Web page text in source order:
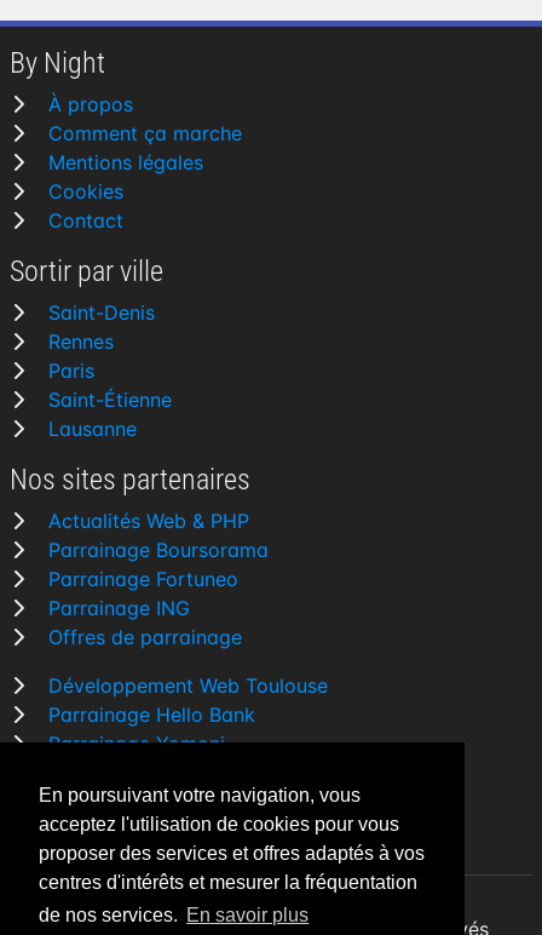
En poursuivant votre navigation, vous
acceptez l'utilisation de cookies pour vous
proposer des services et offres adaptés à vos
centres d'intérêts et mesurer la fréquentation
de nos services. En savoir plus
By Night
À propos
Comment ça marche
Mentions légales
Cookies
Contact
Sortir par ville
Saint-Denis
Rennes
Paris
Saint-Étienne
Lausanne
Nos sites partenaires
Actualités Web & PHP
Parrainage Boursorama
Parrainage Fortuneo
Parrainage ING
Offres de parrainage
Développement Web Toulouse
Parrainage Hello Bank
Parrainage Yomoni
Comparatif banque
By Night v5.7.3| © 2026 - Tous droits réservés